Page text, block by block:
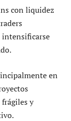
con liquidez
en
y